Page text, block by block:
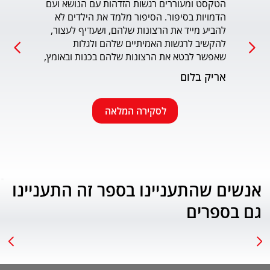
הדמויות בסיפור. הסיפור מלמד את הילדים לא
להקשיב לרגשות האמיתיים שלהם ולגלות
ורגשית בגובה העיניים של הילדים. מומלץ בחום.
אריק בלום
לסקירה המלאה
אנשים שהתעניינו בספר זה התעניינו
גם בספרים